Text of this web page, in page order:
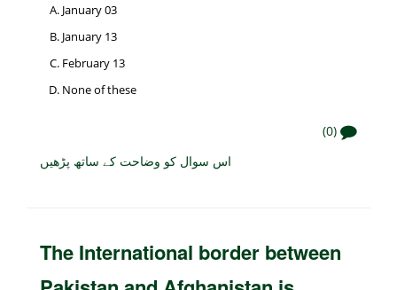
January 03
January 13
February 13
None of these
(0)
اس سوال کو وضاحت کے ساتھ پڑھیں
The International border between